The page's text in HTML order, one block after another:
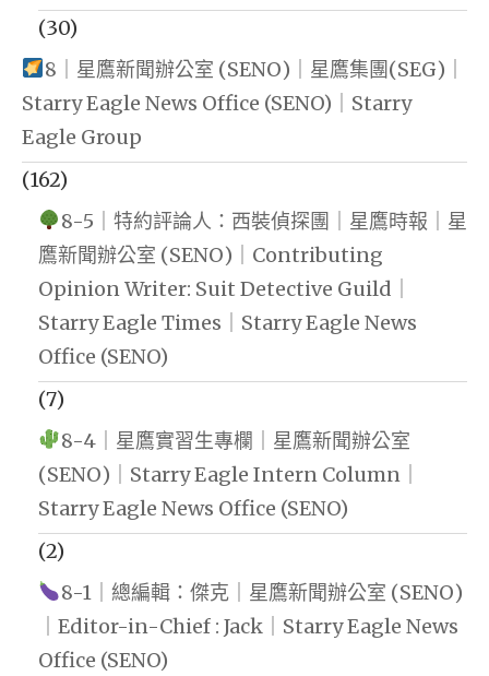
(30)
8｜星鷹新聞辦公室 (SENO)｜星鷹集團(SEG)｜
Starry Eagle News Office (SENO)｜Starry
Eagle Group
(162)
8-5｜特約評論人：西裝偵探團｜星鷹時報｜星
鷹新聞辦公室 (SENO)｜Contributing
Opinion Writer: Suit Detective Guild｜
Starry Eagle Times｜Starry Eagle News
Office (SENO)
(7)
8-4｜星鷹實習生專欄｜星鷹新聞辦公室
(SENO)｜Starry Eagle Intern Column｜
Starry Eagle News Office (SENO)
(2)
8-1｜總編輯：傑克｜星鷹新聞辦公室 (SENO)
｜Editor-in-Chief : Jack｜Starry Eagle News
Office (SENO)